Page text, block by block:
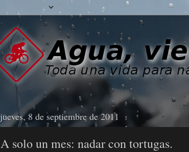
jueves, 8 de septiembre de 2011
A solo un mes: nadar con tortugas.